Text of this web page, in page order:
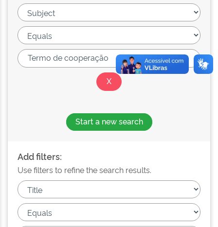
Start a new search
Add filters:
Use filters to refine the search results.